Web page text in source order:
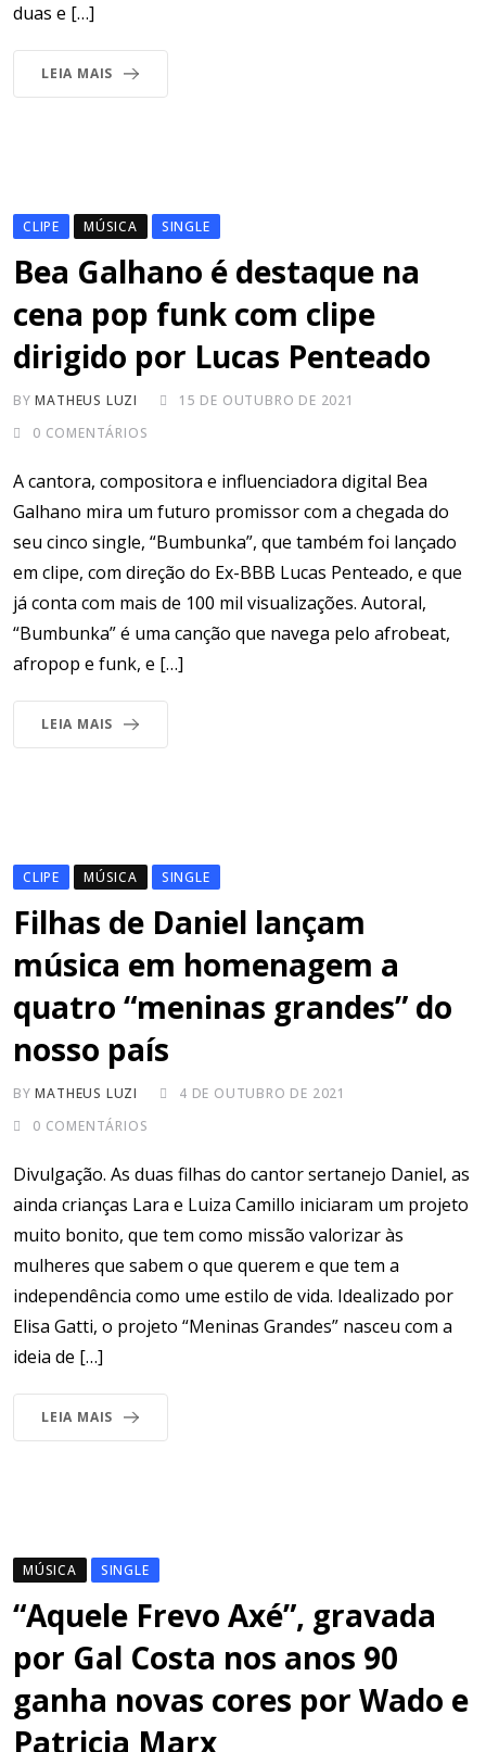
duas e […]
LEIA MAIS
CLIPE MÚSICA SINGLE
Bea Galhano é destaque na
cena pop funk com clipe
dirigido por Lucas Penteado
BYMATHEUS LUZI
15 DE OUTUBRO DE 2021
0 COMENTÁRIOS
A cantora, compositora e influenciadora digital Bea
Galhano mira um futuro promissor com a chegada do
seu cinco single, “Bumbunka”, que também foi lançado
em clipe, com direção do Ex-BBB Lucas Penteado, e que
já conta com mais de 100 mil visualizações. Autoral,
“Bumbunka” é uma canção que navega pelo afrobeat,
afropop e funk, e […]
LEIA MAIS
CLIPE MÚSICA SINGLE
Filhas de Daniel lançam
música em homenagem a
quatro “meninas grandes” do
nosso país
BYMATHEUS LUZI
4 DE OUTUBRO DE 2021
0 COMENTÁRIOS
Divulgação. As duas filhas do cantor sertanejo Daniel, as
ainda crianças Lara e Luiza Camillo iniciaram um projeto
muito bonito, que tem como missão valorizar às
mulheres que sabem o que querem e que tem a
independência como ume estilo de vida. Idealizado por
Elisa Gatti, o projeto “Meninas Grandes” nasceu com a
ideia de […]
LEIA MAIS
MÚSICA SINGLE
“Aquele Frevo Axé”, gravada
por Gal Costa nos anos 90
ganha novas cores por Wado e
Patricia Marx